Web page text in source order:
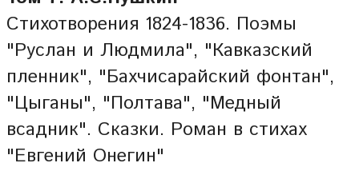
Стихотворения 1824-1836. Поэмы
"Руслан и Людмила", "Кавказский
пленник", "Бахчисарайский фонтан",
"Цыганы", "Полтава", "Медный
всадник". Сказки. Роман в стихах
"Евгений Онегин"